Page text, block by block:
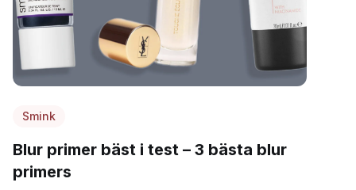
Smink
Blur primer bäst i test – 3 bästa blur
primers